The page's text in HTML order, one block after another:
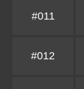
#011
#012